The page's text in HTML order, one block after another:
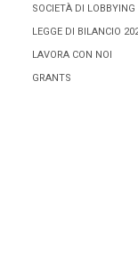
SOCIETÀ DI LOBBYING
LEGGE DI BILANCIO
LAVORA CON NOI
GRANTS